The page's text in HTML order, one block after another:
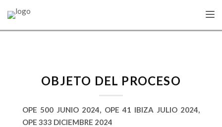
OBJETO DEL PROCESO
OPE 500 JUNIO 2024, OPE 41 IBIZA JULIO 2024,
OPE 333 DICIEMBRE 2024